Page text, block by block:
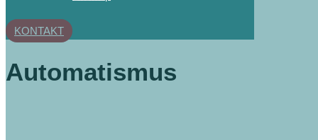
KONTAKT
Automatismus